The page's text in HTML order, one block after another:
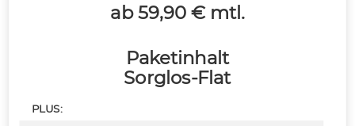
ab 59,90 € mtl.
Paketinhalt
Sorglos-Flat
PLUS: